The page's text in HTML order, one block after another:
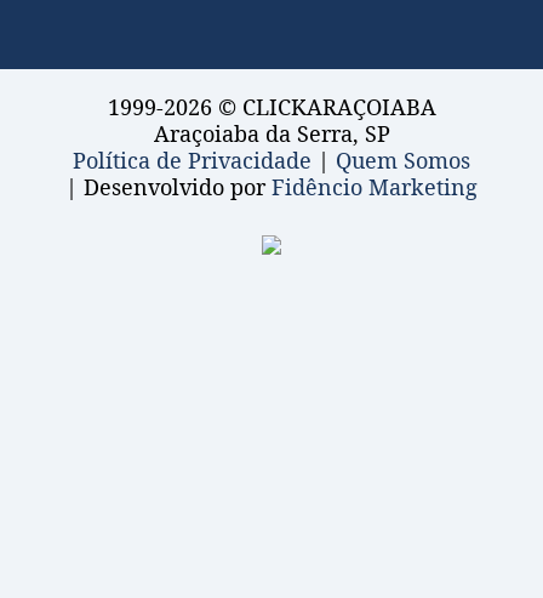
1999-2026 © CLICKARAÇOIABA
Araçoiaba da Serra, SP
Política de Privacidade | Quem Somos
| Desenvolvido porFidêncio Marketing